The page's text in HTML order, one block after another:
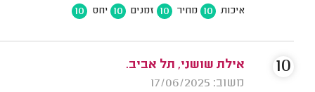
איכות 10 מחיר 10 זמנים 10 יחס 10
אילת שושני, תל אביב.
משוב: 17/06/2025
10